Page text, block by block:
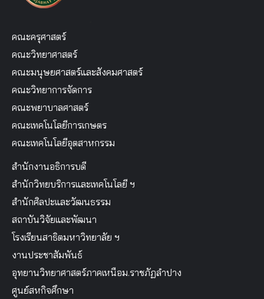
คณะครุศาสตร์
คณะวิทยาศาสตร์
คณะมนุษยศาสตร์และสังคมศาสตร์
คณะวิทยาการจัดการ
คณะพยาบาลศาสตร์
คณะเทคโนโลยีการเกษตร
คณะเทคโนโลยีอุตสาหกรรม
สำนักงานอธิการบดี
สำนักวิทยบริการและเทคโนโลยี ฯ
สำนักศิลปะและวัฒนธรรม
สถาบันวิจัยและพัฒนา
โรงเรียนสาธิตมหาวิทยาลัย ฯ
งานประชาสัมพันธ์
อุทยานวิทยาศาสตร์ภาคเหนือม.ราชภัฏลำปาง
ศูนย์สหกิจศึกษา